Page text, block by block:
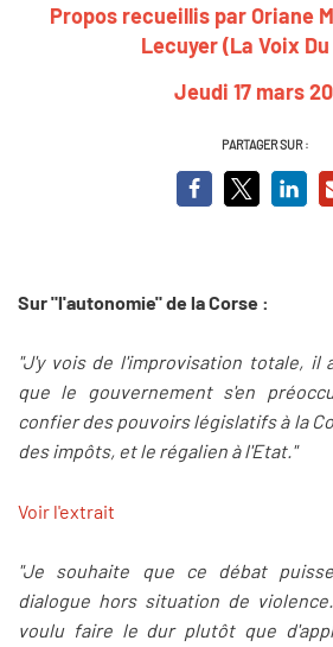
Propos recueillis par Oriane
Lecuyer (La Voix
Jeudi 17 mars
PARTAGER SUR :
Sur "l'autonomie" de la Corse :
"J'y vois de l'improvisation totale, il
que le gouvernement s'en
confier des pouvoirs législatifs à la
des impôts, et le régalien à l'Etat."
Voir l'extrait
"Je souhaite que ce débat
dialogue hors situation de
voulu faire le dur plutôt que